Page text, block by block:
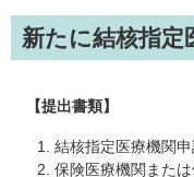
新たに結核指定
【提出書類】
結核指定医療機関申
保険医療機関また